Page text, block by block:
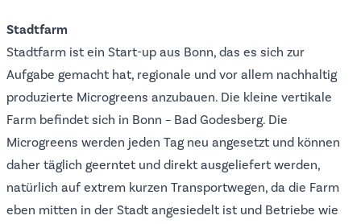
Stadtfarm
Stadtfarm ist ein Start-up aus Bonn, das es sich zur
Aufgabe gemacht hat, regionale und vor allem nachhaltig
produzierte Microgreens anzubauen. Die kleine vertikale
Farm befindet sich in Bonn – Bad Godesberg. Die
Microgreens werden jeden Tag neu angesetzt und können
daher täglich geerntet und direkt ausgeliefert werden,
natürlich auf extrem kurzen Transportwegen, da die Farm
eben mitten in der Stadt angesiedelt ist und Betriebe wie